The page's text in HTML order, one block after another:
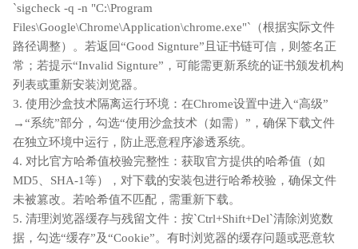
`sigcheck -q -n "C:\Program
Files\Google\Chrome\Application\chrome.exe"`（根据实际文件
路径调整）。若返回“Good Signture”且证书链可信，则签名正
常；若提示“Invalid Signture”，可能需更新系统的证书颁发机构
列表或重新安装浏览器。
3. 使用沙盒技术隔离运行环境：在Chrome设置中进入“高级”
→“系统”部分，勾选“使用沙盒技术（如需）”，确保下载文件
在独立环境中运行，防止恶意程序渗透系统。
4. 对比官方哈希值校验完整性：获取官方提供的哈希值（如
MD5、SHA-1等），对下载的安装包进行哈希校验，确保文件
未被篡改。若哈希值不匹配，需重新下载。
5. 清理浏览器缓存与残留文件：按`Ctrl+Shift+Del`清除浏览数
据，勾选“缓存”及“Cookie”。有时浏览器的缓存问题或恶意软